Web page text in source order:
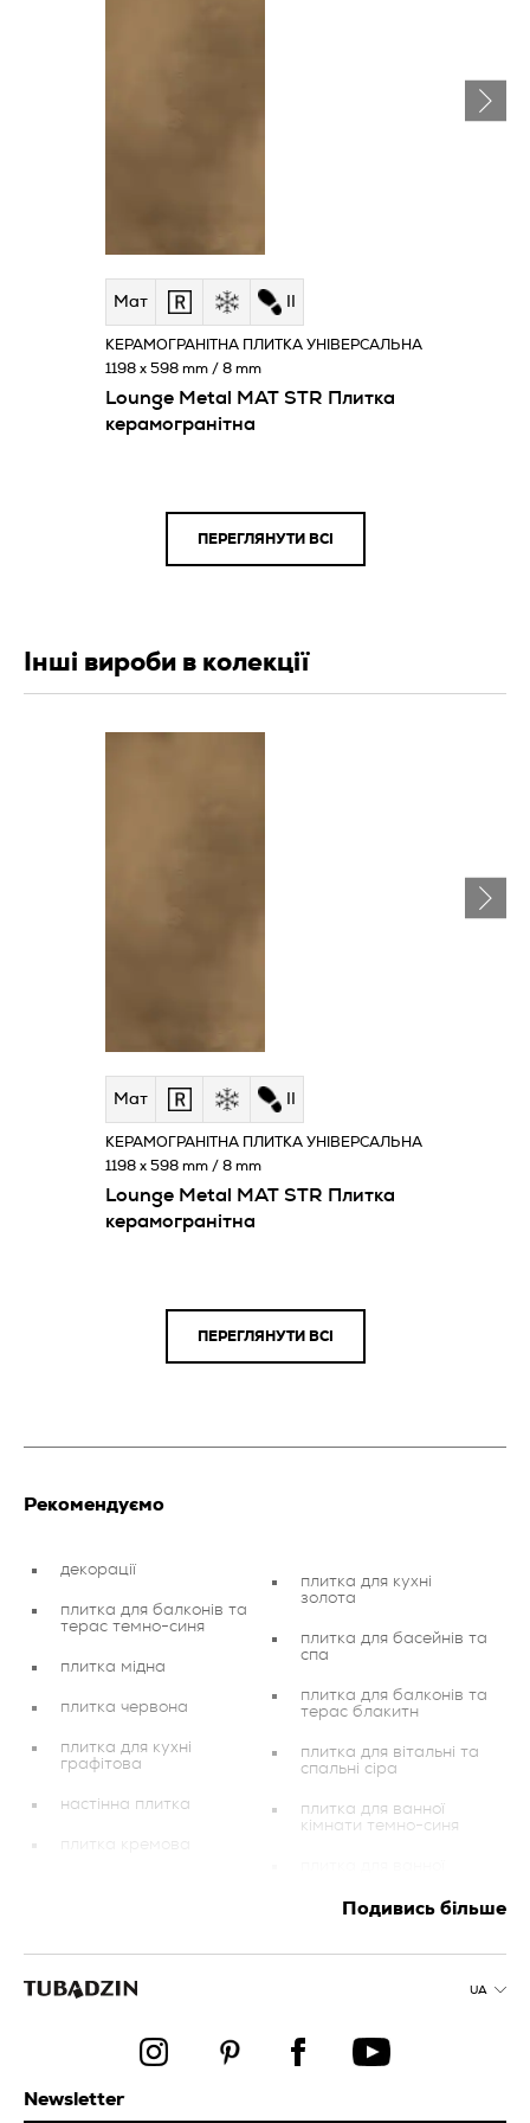
Мат
Lounge Metal MAT STR Плитка
керамогранітна
КЕРАМОГРАНІТНА ПЛИТКА УНІВЕРСАЛЬНА
1198 x 598 mm / 8 mm
ПЕРЕГЛЯНУТИ ВСІ
Інші вироби в колекції
Мат
Lounge Metal MAT STR Плитка
керамогранітна
КЕРАМОГРАНІТНА ПЛИТКА УНІВЕРСАЛЬНА
1198 x 598 mm / 8 mm
ПЕРЕГЛЯНУТИ ВСІ
Рекомендуємо
декорації
плитка для балконів та
терас темно-синя
плитка мідна
плитка червона
плитка для кухні
графітова
настінна плитка
плитка кремова
кімнати фіолетова
плитка для ванної
плитка для басейнів та
плитка для кухні
золота
плитка для басейнів та
спа
плитка для балконів та
терас блакитн
плитка для вітальні та
спальні сіра
плитка для ванної
кімнати темно-синя
терас фіолетова
Подивись більше
UA
Newsletter